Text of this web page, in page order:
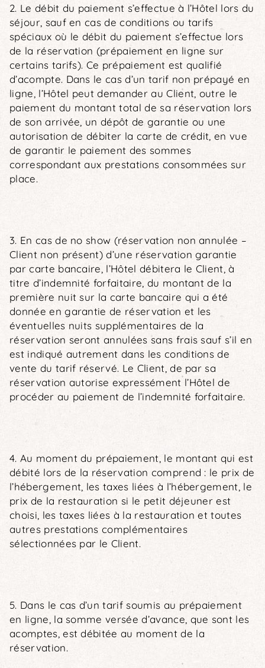
2. Le débit du paiement s’effectue à l’Hôtel lors du
séjour, sauf en cas de conditions ou tarifs
spéciaux où le débit du paiement s’effectue lors
de la réservation (prépaiement en ligne sur
certains tarifs). Ce prépaiement est qualifié
d’acompte. Dans le cas d’un tarif non prépayé en
ligne, l’Hôtel peut demander au Client, outre le
paiement du montant total de sa réservation lors
de son arrivée, un dépôt de garantie ou une
autorisation de débiter la carte de crédit, en vue
de garantir le paiement des sommes
correspondant aux prestations consommées sur
place.
3. En cas de no show (réservation non annulée –
Client non présent) d’une réservation garantie
par carte bancaire, l’Hôtel débitera le Client, à
titre d’indemnité forfaitaire, du montant de la
première nuit sur la carte bancaire qui a été
donnée en garantie de réservation et les
éventuelles nuits supplémentaires de la
réservation seront annulées sans frais sauf s’il en
est indiqué autrement dans les conditions de
vente du tarif réservé. Le Client, de par sa
réservation autorise expressément l’Hôtel de
procéder au paiement de l’indemnité forfaitaire.
4. Au moment du prépaiement, le montant qui est
débité lors de la réservation comprend : le prix de
l’hébergement, les taxes liées à l’hébergement, le
prix de la restauration si le petit déjeuner est
choisi, les taxes liées à la restauration et toutes
autres prestations complémentaires
sélectionnées par le Client.
5. Dans le cas d’un tarif soumis au prépaiement
en ligne, la somme versée d’avance, que sont les
acomptes, est débitée au moment de la
réservation.